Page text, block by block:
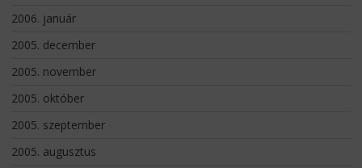
2006. január
2005. december
2005. november
2005. október
2005. szeptember
2005. augusztus